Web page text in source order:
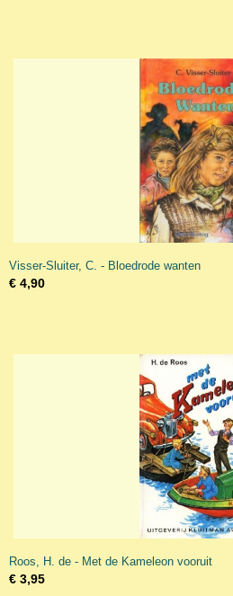
Visser-Sluiter, C. - Bloedrode wanten
€ 4,90
Roos, H. de - Met de Kameleon vooruit
€ 3,95